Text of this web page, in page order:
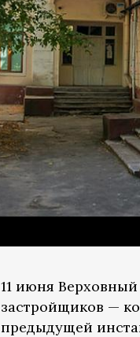
11 июня
застройщиков —
предыдущей